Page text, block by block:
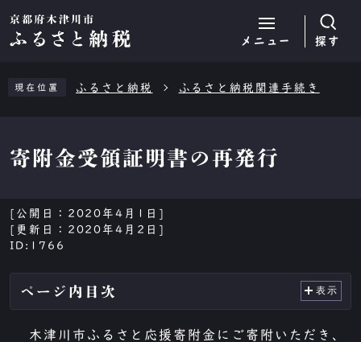
メニュー 探す
現在位置 ふるさと納税 ふるさと納税関連手続き
寄附金受領証明書の再発行
[公開日： 2020年4月1日 ]
[更新日： 2020年4月2日 ]
ID:1766
ページ内目次 表示
木津川市ふるさと応援寄附金にご寄附いただき、